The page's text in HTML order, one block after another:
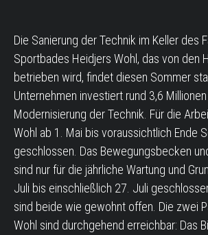
Die Sanierung der Technik im Keller des
Sportbades Heidjers Wohl, das von den
betrieben wird, findet diesen Sommer
Unternehmen investiert rund 3,6
Modernisierung der Technik. Für die
Wohl ab 1. Mai bis voraussichtlich Ende
geschlossen. Das Bewegungsbecken
sind nur für die jährliche Wartung und
Juli bis einschließlich 27. Juli
sind beide wie gewohnt offen. Die zwei
Wohl sind durchgehend erreichbar: Das